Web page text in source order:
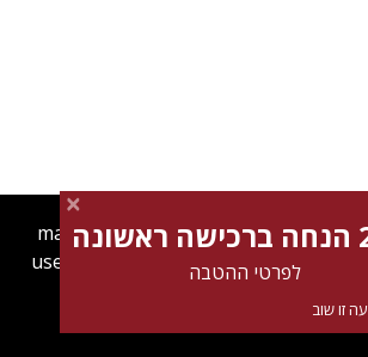
magnespress.co.il uses cookies to
user experience. Using this website
Find out more about our
לפרטי ההטבה
זו שוב